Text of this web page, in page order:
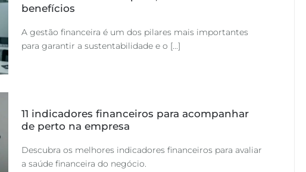
benefícios
A gestão financeira é um dos pilares mais importantes
para garantir a sustentabilidade e o [...]
11 indicadores financeiros para acompanhar
de perto na empresa
Descubra os melhores indicadores financeiros para avaliar
a saúde financeira do negócio.